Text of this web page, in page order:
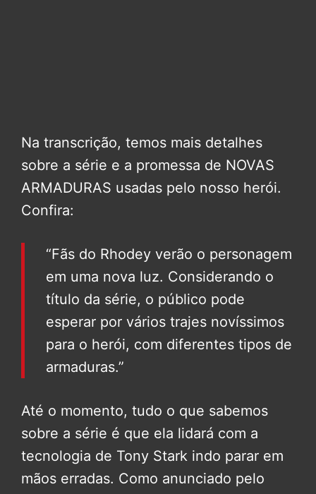
Na transcrição, temos mais detalhes
sobre a série e a promessa de NOVAS
ARMADURAS usadas pelo nosso herói.
Confira:
“Fãs do Rhodey verão o personagem
em uma nova luz. Considerando o
título da série, o público pode
esperar por vários trajes novíssimos
para o herói, com diferentes tipos de
armaduras.”
Até o momento, tudo o que sabemos
sobre a série é que ela lidará com a
tecnologia de Tony Stark indo parar em
mãos erradas. Como anunciado pelo